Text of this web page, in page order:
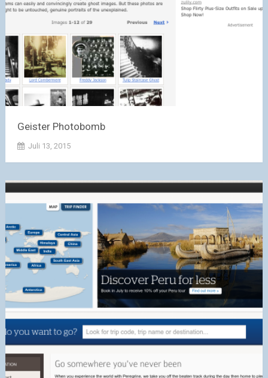
Geister Photobomb
Juli 13, 2015